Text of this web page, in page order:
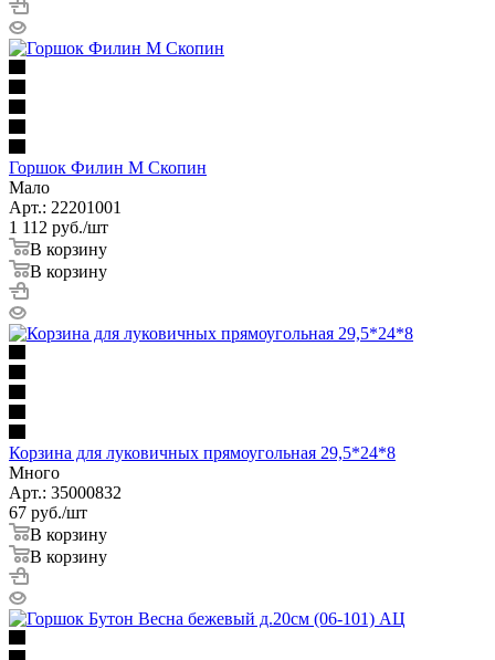
Горшок Филин М Скопин
Мало
Арт.: 22201001
1 112 руб./шт
В корзину
В корзину
Корзина для луковичных прямоугольная 29,5*24*8
Много
Арт.: 35000832
67 руб./шт
В корзину
В корзину